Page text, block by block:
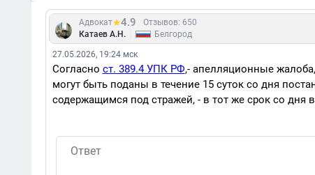
Адвокат 4.9
Отзывов: 650
Катаев А.Н.
Белгород
27.05.2026, 19:24 мск
Согласно ст. 389.4 УПК РФ,- апелляционные
могут быть поданы в течение 15 суток со дня
содержащимся под стражей, - в тот же срок со дня